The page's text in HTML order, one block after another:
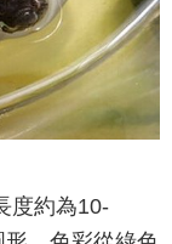
約為10-